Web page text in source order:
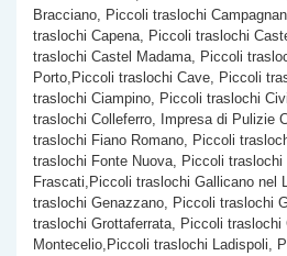
Bracciano, Piccoli traslochi
traslochi Capena, Piccoli traslochi
traslochi Castel Madama, Piccoli
Porto,Piccoli traslochi Cave, Piccoli
traslochi Ciampino, Piccoli traslochi
traslochi Colleferro, Impresa di Pulizie
traslochi Fiano Romano, Piccoli
traslochi Fonte Nuova, Piccoli
Frascati,Piccoli traslochi Gallicano nel
traslochi Genazzano, Piccoli traslochi
traslochi Grottaferrata, Piccoli traslochi
Montecelio,Piccoli traslochi Ladispoli,